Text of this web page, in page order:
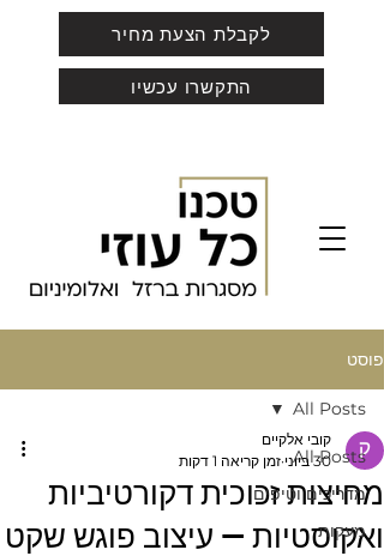
לקבלת הצעת מחיר
התקשרו עכשיו
פוסט
All Posts
מדריכים וטיפים
מעקות
All Posts
מחיצות זכוכית דקורטיביות
ואקוסטיות — עיצוב פוגש שקט
קובי אלקיים
30 ביוני
זמן קריאה 1 דקות